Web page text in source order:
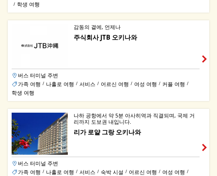
/ 학생 여행
감동의 곁에, 언제나
주식회사 JTB 오키나와
버스 터미널 주변
가족 여행 / 나홀로 여행 / 서비스 / 어르신 여행 / 여성 여행 / 커플 여행 /
학생 여행
나하 공항에서 약 5분 아사히역과 직결되며, 국제 거
리까지 도보권 내입니다.
리가 로얄 그랑 오키나와
버스 터미널 주변
가족 여행 / 나홀로 여행 / 서비스 / 숙박 시설 / 어르신 여행 / 여성 여행 /